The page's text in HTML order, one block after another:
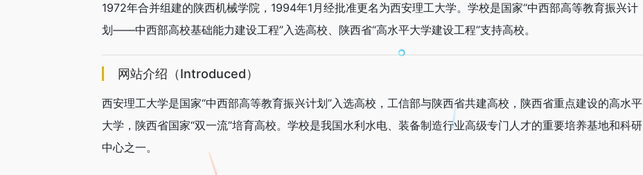
1972年合并组建的陕西机械学院，1994年1月经批准更名为西安理工大学。学校是国家“中西部高等教育振兴计
划——中西部高校基础能力建设工程”入选高校、陕西省“高水平大学建设工程”支持高校。
网站介绍（Introduced）
西安理工大学是国家“中西部高等教育振兴计划”入选高校，工信部与陕西省共建高校，陕西省重点建设的高水平
大学，陕西省国家“双一流”培育高校。学校是我国水利水电、装备制造行业高级专门人才的重要培养基地和科研
中心之一。